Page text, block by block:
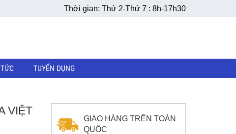
Thời gian: Thứ 2-Thứ 7 : 8h-17h30
TUYỂN DỤNG
VIỆT
GIAO HÀNG TRÊN TOÀN
QUỐC